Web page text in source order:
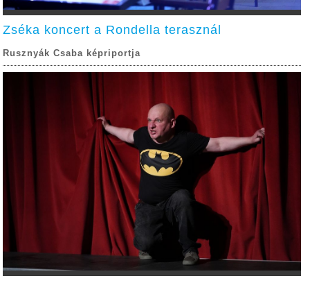
Zséka koncert a Rondella terasznál
Rusznyák Csaba képriportja